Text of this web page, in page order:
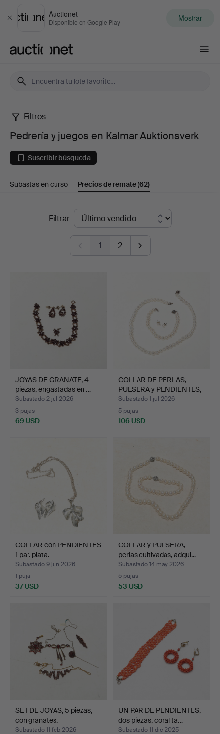
Cerrar
Auctionet
Disponible en Google Play Mostrar
Pedrería
juegos
en
Kalmar
Auktionsverk
Filtros
Pedrería y juegos en Kalmar Auktionsverk
Suscribir búsqueda
Subastas en curso Precios de remate(62)
Filtrar
1 2
JOYAS DE GRANATE, 4
piezas, engastadas en …
Subastado 2 jul 2026
3 pujas
69 USD
COLLAR DE PERLAS,
PULSERA y PENDIENTES,
de…
Subastado 1 jul 2026
5 pujas
106 USD
COLLAR con PENDIENTES
1 par. plata.
Subastado 9 jun 2026
1 puja
37 USD
COLLAR y PULSERA,
perlas cultivadas, adqui…
Subastado 14 may 2026
5 pujas
53 USD
SET DE JOYAS, 5 piezas,
con granates.
Subastado 11 feb 2026
UN PAR DE PENDIENTES,
dos piezas, coral ta…
Subastado 11 dic 2025